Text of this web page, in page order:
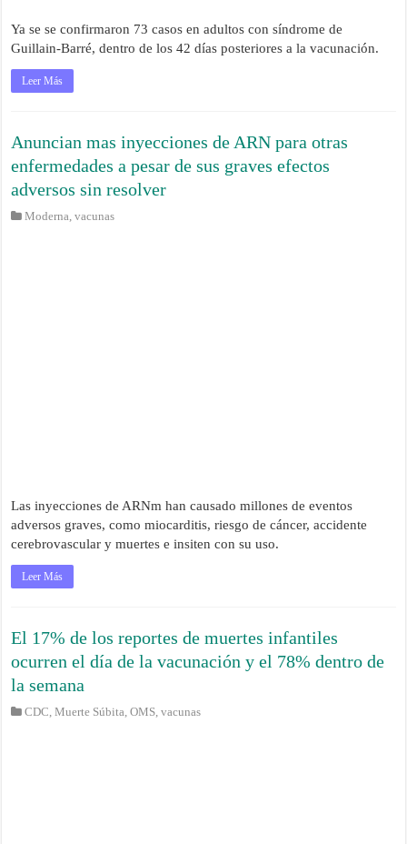
Ya se se confirmaron 73 casos en adultos con síndrome de
Guillain-Barré, dentro de los 42 días posteriores a la vacunación.
Leer Más
Anuncian mas inyecciones de ARN para otras
enfermedades a pesar de sus graves efectos
adversos sin resolver
Moderna ,vacunas
Las inyecciones de ARNm han causado millones de eventos
adversos graves, como miocarditis, riesgo de cáncer, accidente
cerebrovascular y muertes e insiten con su uso.
Leer Más
El 17% de los reportes de muertes infantiles
ocurren el día de la vacunación y el 78% dentro de
la semana
CDC,Muerte Súbita,OMS,vacunas